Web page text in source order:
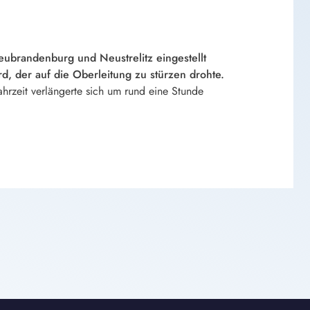
und Neustrelitz eingestellt
der auf die Oberleitung zu stürzen drohte.
verlängerte sich um rund eine Stunde